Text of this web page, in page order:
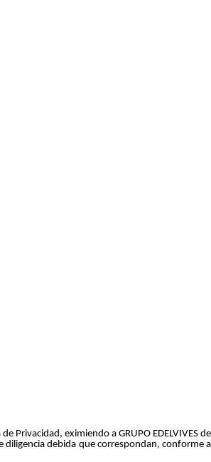
Privacidad, eximiendo a GRUPO EDELVIVES de
diligencia debida que correspondan, conforme a